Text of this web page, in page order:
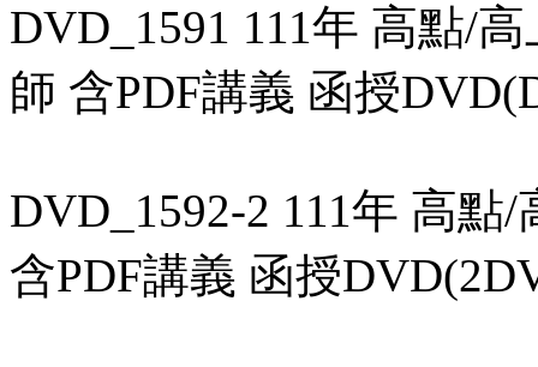
DVD_1591 111年 高點/
師 含PDF講義 函授
DVD_1592-2 111年 高點
含PDF講義 函授